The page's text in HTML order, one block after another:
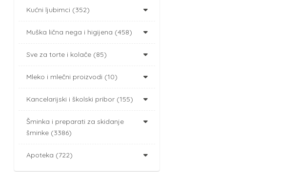
Kućni ljubimci (352)
Muška lična nega i higijena (458)
Sve za torte i kolače (85)
Mleko i mlečni proizvodi (10)
Kancelarijski i školski pribor (155)
Šminka i preparati za skidanje
šminke (3386)
Apoteka (722)